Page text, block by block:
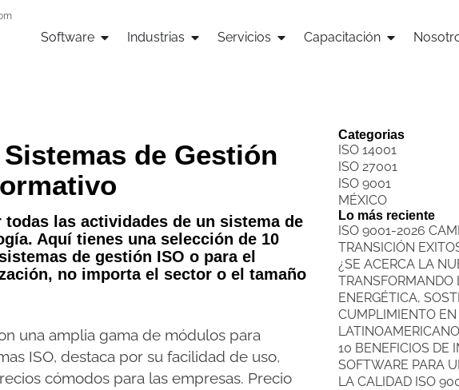
Software Industrias Servicios Capacitación
de Gestión
las actividades de un sistema de
Aquí tienes una selección de 10
de gestión ISO o para el
no importa el sector o el tamaño
una amplia gama de módulos para
ISO, destaca por su facilidad de uso,
cómodos para las empresas. Precio
Categorias
ISO 14001
ISO 27001
ISO 9001
MÉXICO
Lo más reciente
ISO 9001-2026
TRANSICIÓN
¿SE ACERCA LA
TRANSFORMANDO
ENERGÉTICA,
CUMPLIMIENTO
LATINOAMERICANO
10 BENEFICIOS DE
SOFTWARE PARA
LA CALIDAD ISO